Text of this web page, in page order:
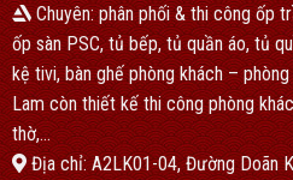
Chuyên: phân phối & thi công ốp
ốp sàn PSC, tủ bếp, tủ quần áo, tủ
kệ tivi, bàn ghế phòng khách –
Lam còn thiết kế thi công phòng
thờ,…
Địa chỉ: A2LK01-04, Đường Doãn